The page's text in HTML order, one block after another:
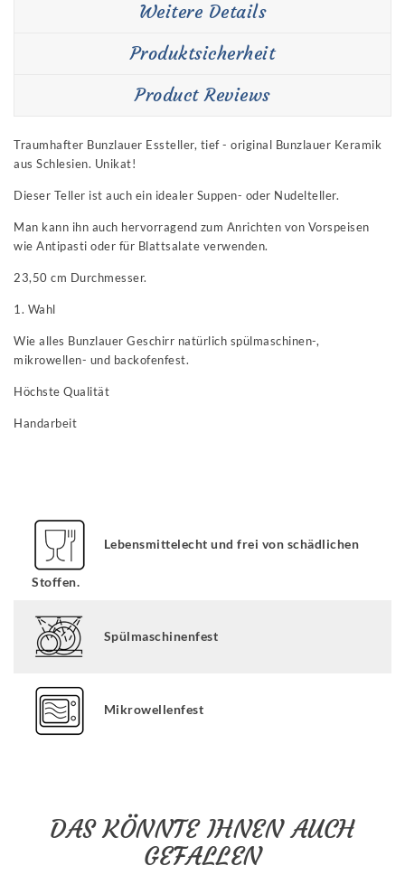
Weitere Details
Produktsicherheit
Product Reviews
Traumhafter Bunzlauer Essteller, tief - original Bunzlauer Keramik
aus Schlesien. Unikat!
Dieser Teller ist auch ein idealer Suppen- oder Nudelteller.
Man kann ihn auch hervorragend zum Anrichten von Vorspeisen
wie Antipasti oder für Blattsalate verwenden.
23,50 cm Durchmesser.
1. Wahl
Wie alles Bunzlauer Geschirr natürlich spülmaschinen-,
mikrowellen- und backofenfest.
Höchste Qualität
Handarbeit
Lebensmittelecht und frei von schädlichen
Stoffen.
Spülmaschinenfest
Mikrowellenfest
DAS KÖNNTE IHNEN AUCH
GEFALLEN